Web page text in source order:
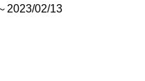
2023/02/13